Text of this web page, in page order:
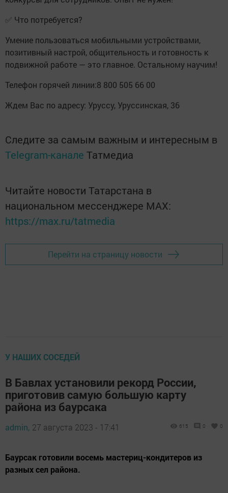
✅ Что потребуется?
Умение пользоваться мобильными устройствами,
позитивный настрой, общительность и готовность к
подвижной работе — это главное. Остальному научим!
Телефон горячей линии:8 800 505 66 00
Ждем Вас по адресу: Уруссу, Уруссинская, 36
Следите за самым важным и интересным в
Telegram-канале Татмедиа
Читайте новости Татарстана в
национальном мессенджере MАХ:
https://max.ru/tatmedia
Перейти на страницу новости
У НАШИХ СОСЕДЕЙ
В Бавлах установили рекорд России,
приготовив самую большую карту
района из баурсака
admin, 27 августа 2023 - 17:41 615 0 0
Баурсак готовили восемь мастериц-кондитеров из
разных сел района.